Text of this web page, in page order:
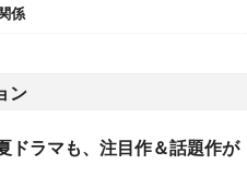
係
ン
ドラマも、注目作＆話題作が